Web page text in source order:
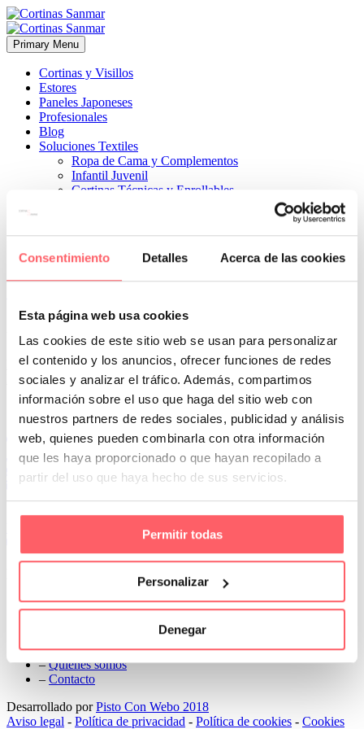
Consentimiento Detalles Acerca de las cookies
Esta página web usa cookies
Las cookies de este sitio web se usan para personalizar
el contenido y los anuncios, ofrecer funciones de redes
sociales y analizar el tráfico. Además, compartimos
información sobre el uso que haga del sitio web con
nuestros partners de redes sociales, publicidad y análisis
web, quienes pueden combinarla con otra información
que les haya proporcionado o que hayan recopilado a
partir del uso que haya hecho de sus servicios.
Permitir todas
Personalizar
Denegar
Primary Menu
Cortinas y Visillos
Estores
Paneles Japoneses
Profesionales
Blog
Soluciones Textiles
Ropa de Cama y Complementos
Infantil Juvenil
Cortinas Técnicas y Enrollables
¿Quiénes Somos?
Contacto
13 julio, 2021
ESTILO MODERNO
Un noche y día en color gris perla que regula la entrada de luz
Prev
Next
Conoce Cortinas Sanmar
c/ Madrid nº 87 Local 1 y 5 28970 Madrid
91 498 08 97
699 241 888
info@cortinassanmar.es
–Servicios personalizados
–Nuestros proyectos
–Quiénes somos
– Contacto
Desarrollado porPisto Con Webo 2018
Aviso legal - Política de privacidad - Política de cookies - Cookies